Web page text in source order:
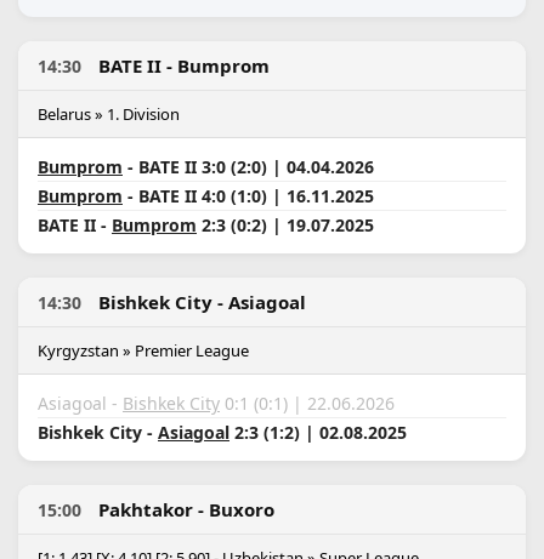
14:30 BATE II - Bumprom
Belarus » 1. Division
Bumprom - BATE II 3:0 (2:0) | 04.04.2026
Bumprom - BATE II 4:0 (1:0) | 16.11.2025
BATE II - Bumprom 2:3 (0:2) | 19.07.2025
14:30 Bishkek City - Asiagoal
Kyrgyzstan » Premier League
Asiagoal - Bishkek City 0:1 (0:1) | 22.06.2026
Bishkek City - Asiagoal 2:3 (1:2) | 02.08.2025
15:00 Pakhtakor - Buxoro